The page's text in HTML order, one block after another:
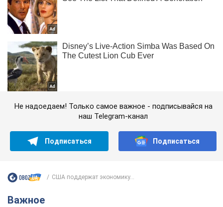
Не надоедаем! Только самое важное - подписывайся на
наш Telegram-канал
Подписаться Подписаться
США поддержат экономику...
Важное